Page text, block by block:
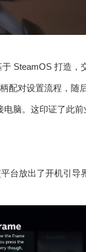
SteamOS 打造，
配对设置流程，随
脑。这印证了此
台放出了开机引导